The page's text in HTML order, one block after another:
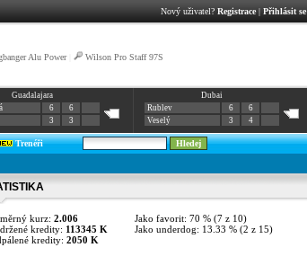
Nový uživatel? Registrace| Přihlásit se
Alu Power| Wilson Pro Staff 97S
Guadalajara
6
6
3 3
Dubai
Rublev
6
6
Veselý
3 4
Trenéři
kurz: 2.006
kredity: 113345 K
kredity: 2050 K
Jako favorit: 70 % (7 z 10)
Jako underdog: 13.33 % (2 z 15)